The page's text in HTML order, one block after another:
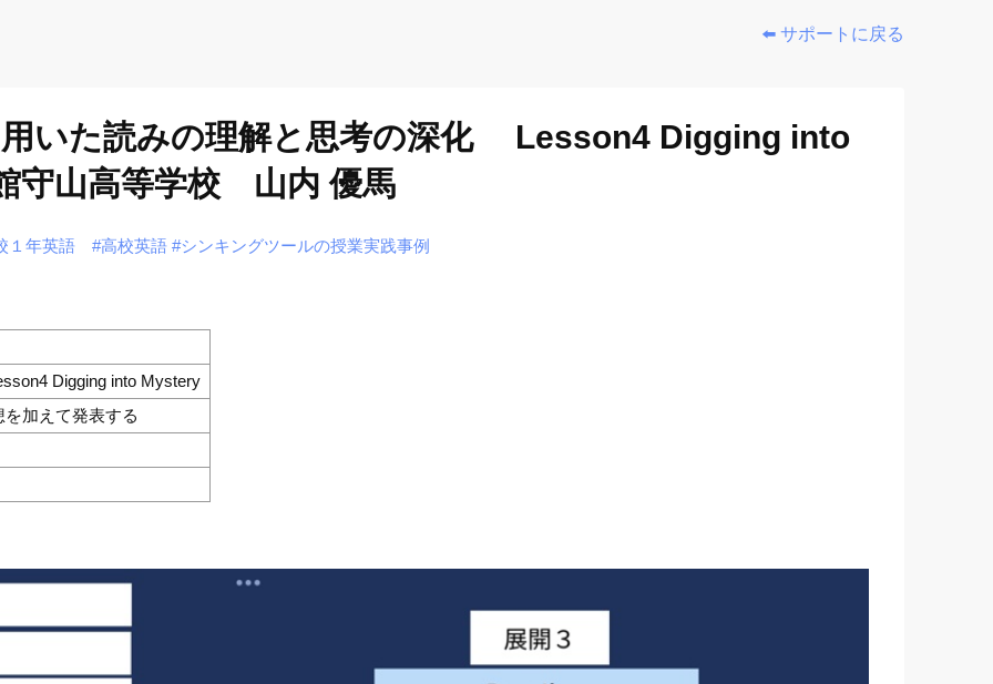
⬅️ サポートに戻る
た読みの理解と思考の深化 Lesson4 Digging into
守山高等学校 山内 優馬
１年英語 #高校英語 #シンキングツールの授業実践事例
Digging into Mystery
加えて発表する